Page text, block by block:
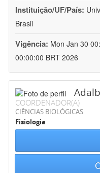
Instituição/UF/País:
Brasil
Vigência: Mon Jan 30
00:00:00 BRT 2026
COORDENADOR(A)
CIÊNCIAS BIOLÓGICAS
Fisiologia